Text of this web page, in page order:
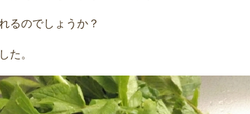
るのでしょうか？
た。